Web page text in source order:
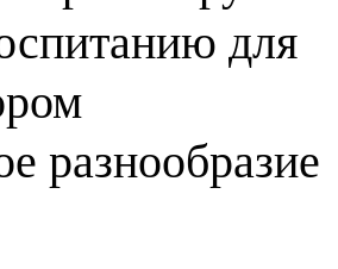
для
разнообразие